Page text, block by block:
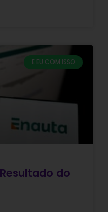
E EU COM ISSO
do